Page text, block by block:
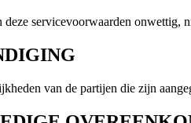
deze servicevoorwaarden
van de partijen die zijn